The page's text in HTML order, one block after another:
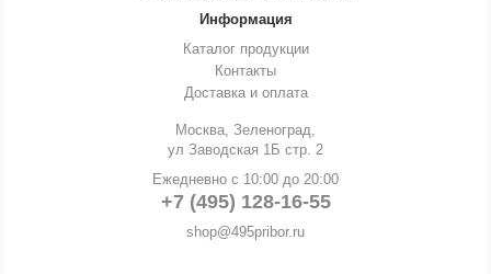
Информация
Каталог продукции
Контакты
Доставка и оплата
Москва, Зеленоград,
ул Заводская 1Б стр. 2
Ежедневно с 10:00 до 20:00
+7 (495) 128-16-55
shop@495pribor.ru